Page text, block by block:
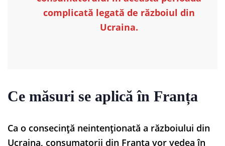
complicată legată de războiul din
Ucraina.
Ce măsuri se aplică în Franța
Ca o consecință neintenționată a războiului din
Ucraina, consumatorii din Franța vor vedea în